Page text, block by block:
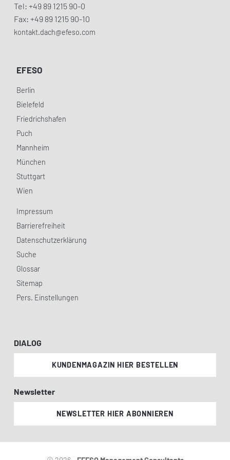
Tel: +49 89 1215 90-0
Fax: +49 89 1215 90-10
kontakt.dach@efeso.com
EFESO
Berlin
Bielefeld
Friedrichshafen
Puch
Mannheim
München
Stuttgart
Wien
Impressum
Barrierefreiheit
Datenschutzerklärung
Suche
Glossar
Sitemap
Pers. Einstellungen
DIALOG
KUNDENMAGAZIN HIER BESTELLEN
Newsletter
NEWSLETTER HIER ABONNIEREN